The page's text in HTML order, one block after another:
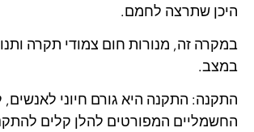
היכן שתרצה לחמם.
במקרה זה, מנורות חום צמודי תקרה
במצב.
התקנה: התקנה היא גורם חיוני לאנשים,
החשמליים המפורטים להלן קלים